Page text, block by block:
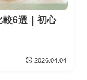
較6選｜初心
2026.04.04